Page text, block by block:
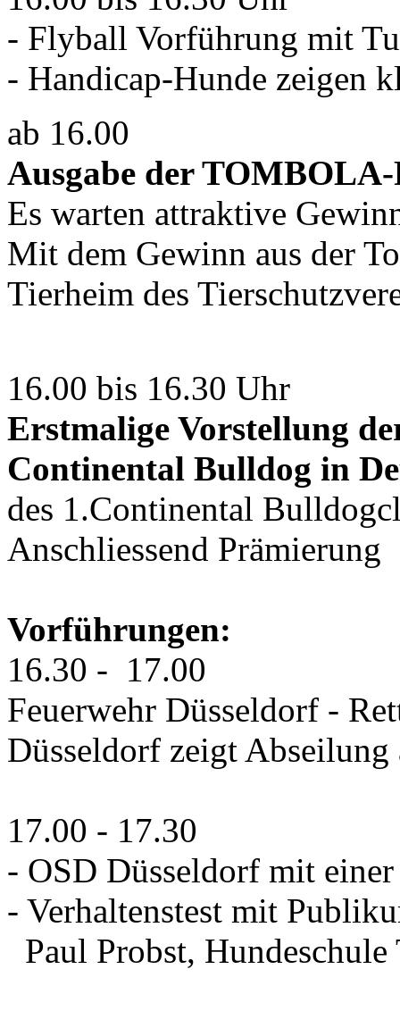
- Flyball Vorführung mit
- Handicap-Hunde zeigen
ab 16.00
Ausgabe der TOMBOLA-
Es warten attraktive
Mit dem Gewinn aus der
Tierheim des
16.00 bis 16.30 Uhr
Erstmalige Vorstellung
Continental Bulldog in
des 1.Continental
Anschliessend Prämierung
Vorführungen:
16.30 - 17.00
Feuerwehr Düsseldorf -
Düsseldorf zeigt Abseilung
17.00 - 17.30
- OSD Düsseldorf mit
- Verhaltenstest mit
Paul Probst,